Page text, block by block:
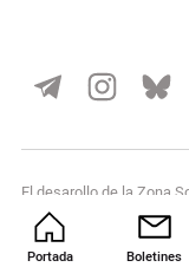
Portada Boletines
El desarollo de la Zona
Solidaria han contado